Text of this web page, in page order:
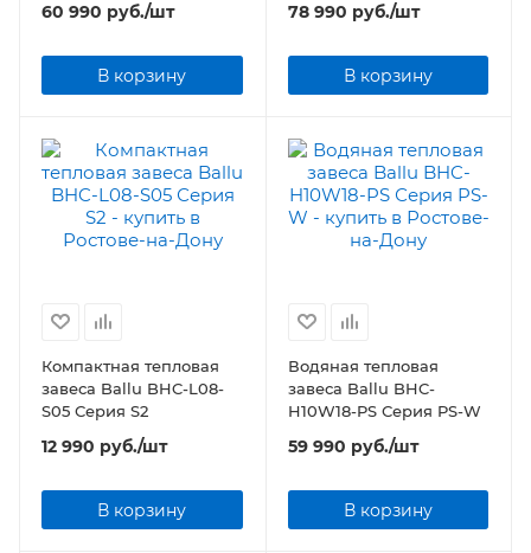
60 990 руб./шт
В корзину
78 990 руб./шт
В корзину
Компактная тепловая
завеса Ballu BHC-L08-
S05 Серия S2
12 990 руб./шт
В корзину
Водяная тепловая
завеса Ballu BHC-
H10W18-PS Серия PS-W
59 990 руб./шт
В корзину